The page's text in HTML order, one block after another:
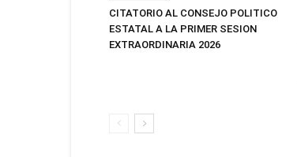
CITATORIO AL CONSEJO POLITICO
ESTATAL A LA PRIMER SESION
EXTRAORDINARIA 2026